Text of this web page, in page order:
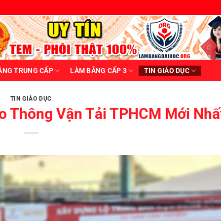
TRUNG CẤP LÀM BẰNG CẤP 3 TIN GIÁO DỤC
TIN GIÁO DỤC
Thông Vận Tải TPHCM Mới